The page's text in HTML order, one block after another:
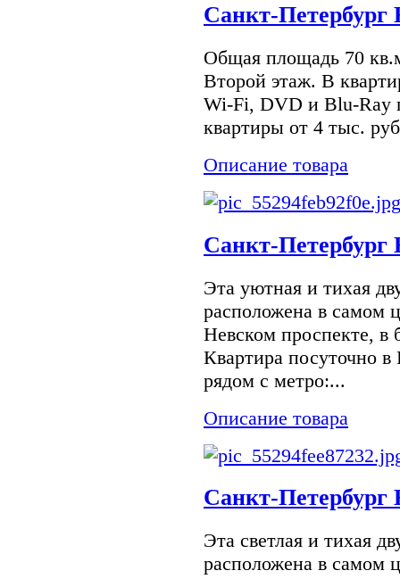
Санкт-Петербург
Общая площадь 70
Второй этаж. В
Wi-Fi, DVD и Blu-Ray
квартиры от 4 тыс.
Описание товара
Санкт-Петербург
Эта уютная и тихая
расположена в самом
Невском проспекте, в
Квартира посуточно
рядом с метро:...
Описание товара
Санкт-Петербург
Эта светлая и тихая
расположена в самом